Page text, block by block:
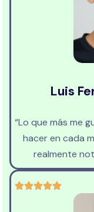
Luis
“Lo que más me
hacer en cada
realmente